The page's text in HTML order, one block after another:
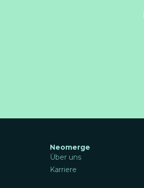
Neomerge
Über uns
Karriere